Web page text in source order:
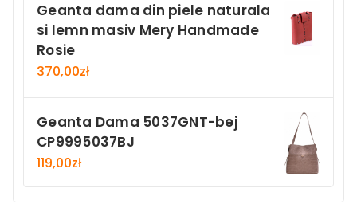
Geanta dama din piele naturala
si lemn masiv Mery Handmade
Rosie
370,00zł
Geanta Dama 5037GNT-bej
CP9995037BJ
119,00zł